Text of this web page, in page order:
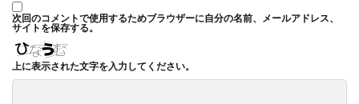
次回のコメントで使用するためブラウザーに自分の名前、メールアドレス、
サイトを保存する。
上に表示された文字を入力してください。